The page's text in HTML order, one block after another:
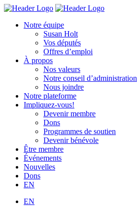
Skip
content
Homepage
Homepage
Notre équipe
Susan Holt
Vos députés
Offres d’emploi
À propos
Nos valeurs
Notre conseil d’administration
Nous joindre
Notre plateforme
Impliquez-vous!
Devenir membre
Dons
Programmes de soutien
Devenir bénévole
Être membre
Événements
Nouvelles
Dons
EN
EN